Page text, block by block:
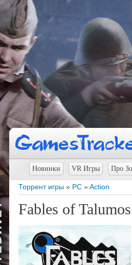
Новинки VR Игры Про
Торрент игры » PC »Action
Fables of